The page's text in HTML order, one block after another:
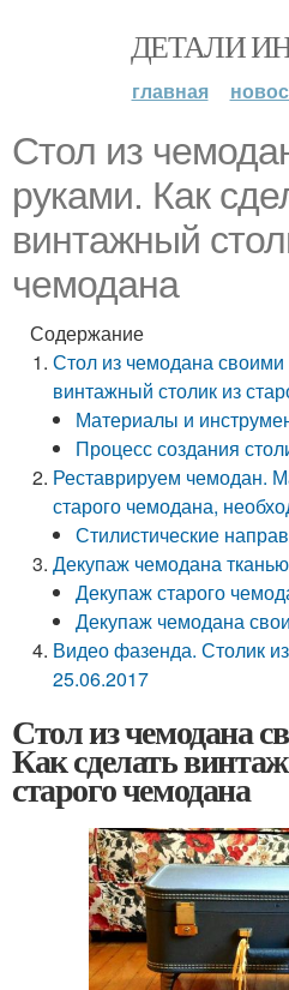
ДЕТАЛИ
главная
Стол из
руками. Как
винтажный
чемодана
Содержание
Стол из чемодана своими
винтажный столик из
Материалы и
Процесс создания
Реставрируем чемодан.
старого чемодана,
Стилистические
Декупаж чемодана
Декупаж старого
Декупаж чемодана
Видео фазенда. Столик
25.06.2017
Стол из чемодана
Как сделать
старого чемодана